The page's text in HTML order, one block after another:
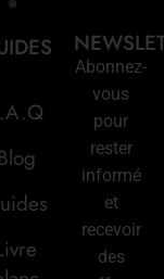
Abonnez-
vous
pour
rester
informé
et
recevoir
des